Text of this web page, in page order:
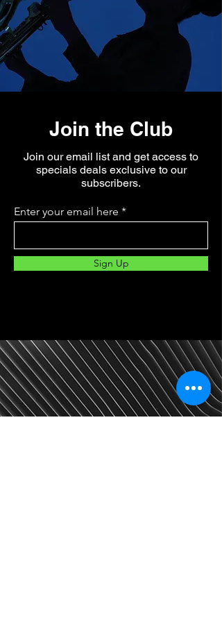
Join the Club
Join our email list and get access to
specials deals exclusive to our
subscribers.
Enter your email here
Sign Up